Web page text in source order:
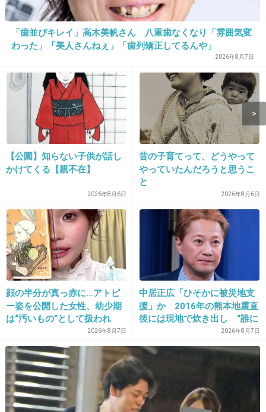
12. 匿名 2026/06/03(水) 21:30:20
デニーズのスープハンバーグが美味しかったから自宅で試
したところ、普通に作ったハンバーグだと油が出過ぎて失
敗した
+5
13. 匿名 2026/06/03(水) 21:30:57
+11
14. 匿名2026/06/03(水) 21:30:57
大阪のインディアンカレーのキャベツは作ってみてる
甘めにするのがコツ
+5 -1
15. 匿名2026/06/03(水) 21:32:21
「歯並びキレイ」高木美帆さん 八重歯なくなり「雰囲気変
わった」「美人さんねぇ」「歯列矯正してるんや」
2026年8月7日
【公園】知らない子供が話し
かけてくる【親不在】
2026年8月6日
昔の子育てって、どうやって
やっていたんだろうと思うこ
と
2026年8月6日
顔の半分が真っ赤に…アトピ
ー姿を公開した女性、幼少期
は“汚いもの”として扱われ
「人に触れる行為に罪悪感を
持っていた」
2026年8月7日
中居正広「ひそかに被災地支
援」か 2016年の熊本地震直
後には現地で炊き出し “誰に
も知られなくて良い”と、むし
ろ強まる福祉活動への思い
2026年8月7日